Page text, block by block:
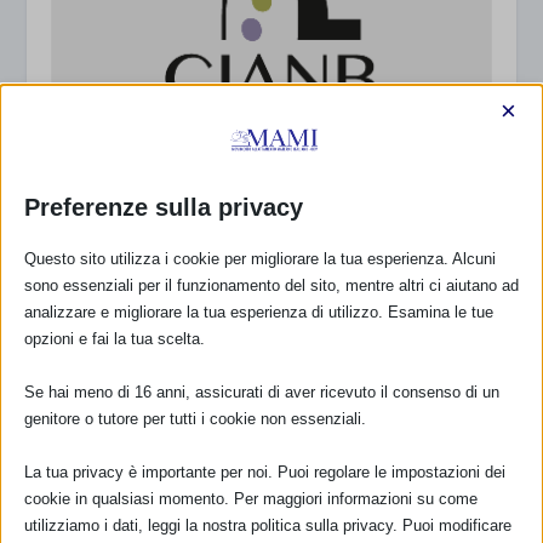
Preferenze sulla privacy
×
Questo sito utilizza i cookie per migliorare la tua esperienza. Alcuni
sono essenziali per il funzionamento del sito, mentre altri ci aiutano ad
analizzare e migliorare la tua esperienza di utilizzo. Esamina le tue
opzioni e fai la tua scelta.
Se hai meno di 16 anni, assicurati di aver ricevuto il consenso di un
genitore o tutore per tutti i cookie non essenziali.
La tua privacy è importante per noi. Puoi regolare le impostazioni dei
cookie in qualsiasi momento. Per maggiori informazioni su come
utilizziamo i dati, leggi la nostra politica sulla privacy. Puoi modificare